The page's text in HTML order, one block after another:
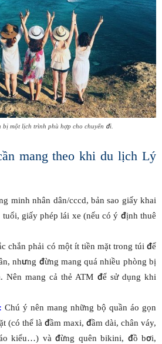
bị một lịch trình phù hợp cho chuyến đi.
mang theo khi du lịch Lý
minh nhân dân/cccd, bản sao giấy khai
giấy phép lái xe (nếu có ý định thuê
chắn phải có một ít tiền mặt trong túi để
nhưng đừng mang quá nhiều phòng bị
Nên mang cả thẻ ATM để sử dụng khi
Chú ý nên mang những bộ quần áo gọn
(có thể là đầm maxi, đầm dài, chân váy,
kiểu…) và đừng quên bikini, đồ bơi,